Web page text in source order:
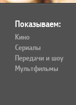
Показываем:
Кино
Сериалы
Передачи и шоу
Мультфильмы